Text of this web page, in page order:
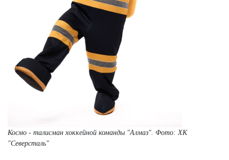
Космо - талисман хоккейной команды "Алмаз". Фото: ХК
"Северсталь"